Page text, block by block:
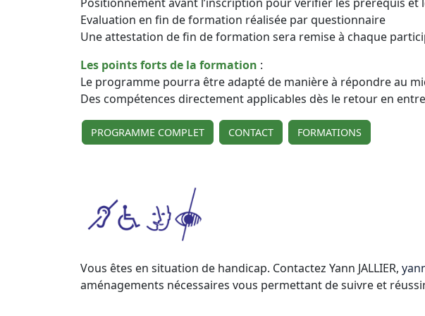
Evaluation en fin de formation réalisée par questionnaire
Une attestation de fin de formation sera remise à chaque
Les points forts de la formation :
Le programme pourra être adapté de manière à répondre au
Des compétences directement applicables dès le retour en
PROGRAMME COMPLET CONTACT FORMATIONS
Vous êtes en situation de handicap. Contactez Yann JALLIER,
aménagements nécessaires vous permettant de suivre et